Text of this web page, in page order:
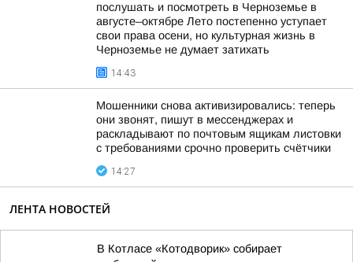
послушать и посмотреть в Черноземье в
августе–октябре Лето постепенно уступает
свои права осени, но культурная жизнь в
Черноземье не думает затихать
14:43
Мошенники снова активизировались: теперь
они звонят, пишут в мессенджерах и
раскладывают по почтовым ящикам листовки
с требованиями срочно проверить счётчики
14:27
ЛЕНТА НОВОСТЕЙ
В Котласе «Котодворик» собирает